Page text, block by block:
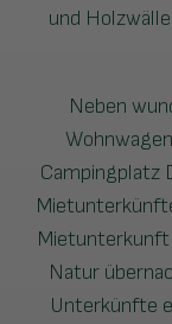
und
Neben
Campingplatz
Natur
Unterkünfte